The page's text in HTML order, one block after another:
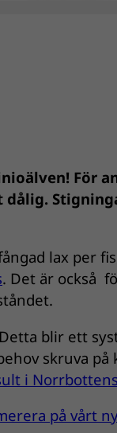
För
lax per
. Det är också
blir ett
skruva
i
på vårt